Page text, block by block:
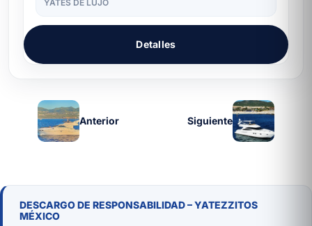
YATES DE LUJO
Detalles
Anterior Siguiente
DESCARGO DE RESPONSABILIDAD – YATEZZITOS
MÉXICO